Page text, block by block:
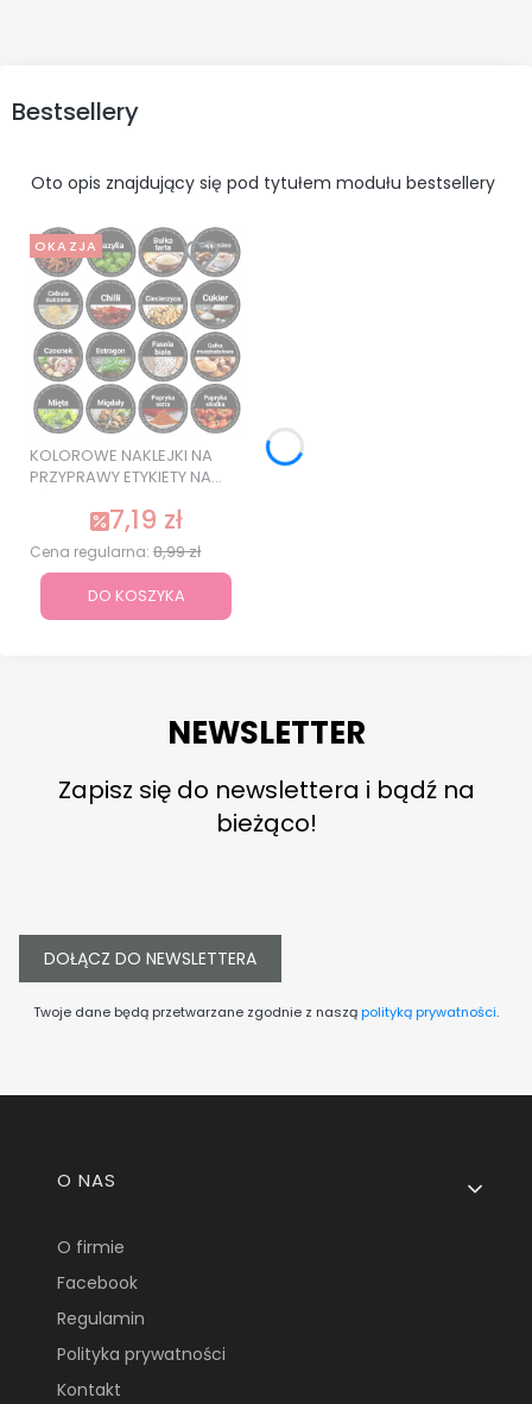
Bestsellery
Oto opis znajdujący się pod tytułem modułu bestsellery
OKAZJA
KOLOROWE NAKLEJKI NA
PRZYPRAWY ETYKIETY NA
JAKOŚĆ
7,19 zł
Cena regularna: 8,99 zł
DO KOSZYKA
NEWSLETTER
Zapisz się do newslettera i bądź na
bieżąco!
DOŁĄCZ DO NEWSLETTERA
Twoje dane będą przetwarzane zgodnie z nasząpolityką prywatności.
Linki w stopce
O NAS
O firmie
Facebook
Regulamin
Polityka prywatności
Kontakt